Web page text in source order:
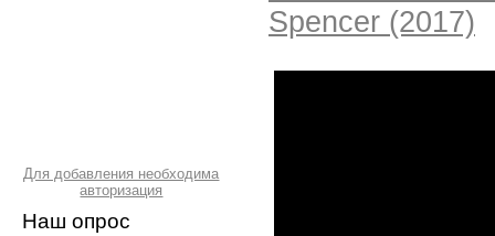
Для добавления необходима
авторизация
Наш опрос
Spencer (2017)